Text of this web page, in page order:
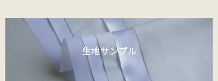
生地サンプル